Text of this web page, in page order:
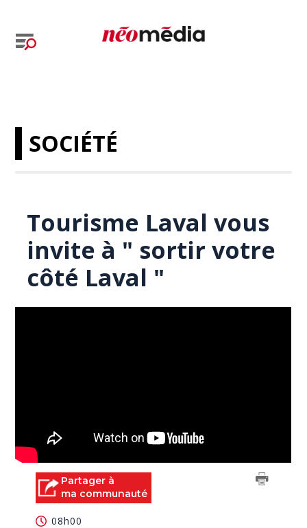
SOCIÉTÉ
Tourisme Laval vous
invite à " sortir votre
côté Laval "
Partager à
ma communauté
08h00